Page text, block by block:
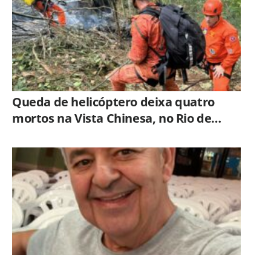
Queda de helicóptero deixa quatro
mortos na Vista Chinesa, no Rio de